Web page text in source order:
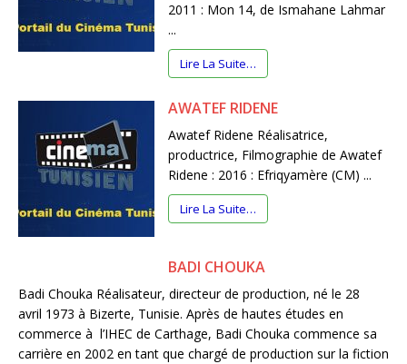
2011 : Mon 14, de Ismahane Lahmar
...
Lire La Suite…
AWATEF RIDENE
Awatef Ridene Réalisatrice,
productrice, Filmographie de Awatef
Ridene : 2016 : Efriqyamère (CM) ...
Lire La Suite…
BADI CHOUKA
Badi Chouka Réalisateur, directeur de production, né le 28
avril 1973 à Bizerte, Tunisie. Après de hautes études en
commerce à l’IHEC de Carthage, Badi Chouka commence sa
carrière en 2002 en tant que chargé de production sur la fiction